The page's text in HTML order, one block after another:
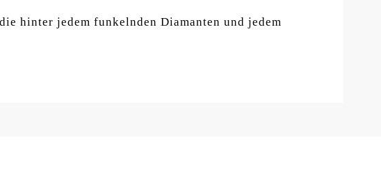
hinter jedem funkelnden Diamanten und jedem